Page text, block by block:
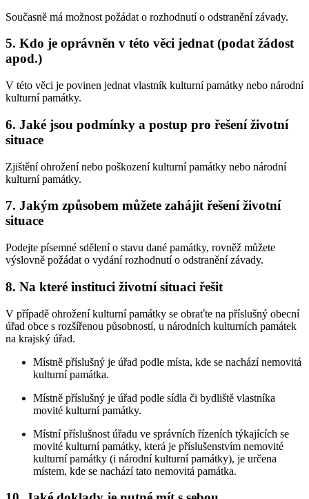
Současně má možnost požádat o rozhodnutí o odstranění závady.
5. Kdo je oprávněn v této věci jednat (podat žádost
apod.)
V této věci je povinen jednat vlastník kulturní památky nebo národní
kulturní památky.
6. Jaké jsou podmínky a postup pro řešení životní
situace
Zjištění ohrožení nebo poškození kulturní památky nebo národní
kulturní památky.
7. Jakým způsobem můžete zahájit řešení životní
situace
Podejte písemné sdělení o stavu dané památky, rovněž můžete
výslovně požádat o vydání rozhodnutí o odstranění závady.
8. Na které instituci životní situaci řešit
V případě ohrožení kulturní památky se obraťte na příslušný obecní
úřad obce s rozšířenou působností, u národních kulturních památek
na krajský úřad.
Místně příslušný je úřad podle místa, kde se nachází nemovitá
kulturní památka.
Místně příslušný je úřad podle sídla či bydliště vlastníka
movité kulturní památky.
Místní příslušnost úřadu ve správních řízeních týkajících se
movité kulturní památky, která je příslušenstvím nemovité
kulturní památky (i národní kulturní památky), je určena
místem, kde se nachází tato nemovitá památka.